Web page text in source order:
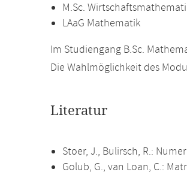
M.Sc.
LAaG Mathematik
Im Studiengang B.Sc.
Die Wahlmöglichkeit des
Literatur
Stoer, J., Bulirsch, R.:
Golub, G., van Loan, C.: